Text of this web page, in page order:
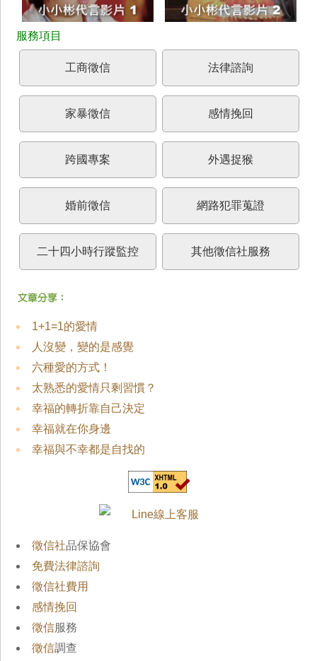
工商徵信 法律諮詢
家暴徵信 感情挽回
跨國專案 外遇捉猴
婚前徵信 網路犯罪蒐證
二十四小時行蹤監控 其他徵信社服務
1+1=1的愛情
人沒變，變的是感覺
六種愛的方式！
太熟悉的愛情只剩習慣？
幸福的轉折靠自己決定
幸福就在你身邊
幸福與不幸都是自找的
徵信社品保協會
免費法律諮詢
徵信社費用
感情挽回
徵信服務
徵信調查